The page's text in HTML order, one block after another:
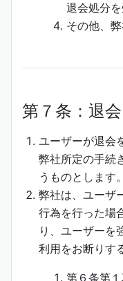
退会処分を
その他、
第７条：退会
ユーザーが退会
弊社所定の手続
うものとします。
弊社は、ユーザ
行為を行った場
り、ユーザーを
利用をお断りす
第６条第